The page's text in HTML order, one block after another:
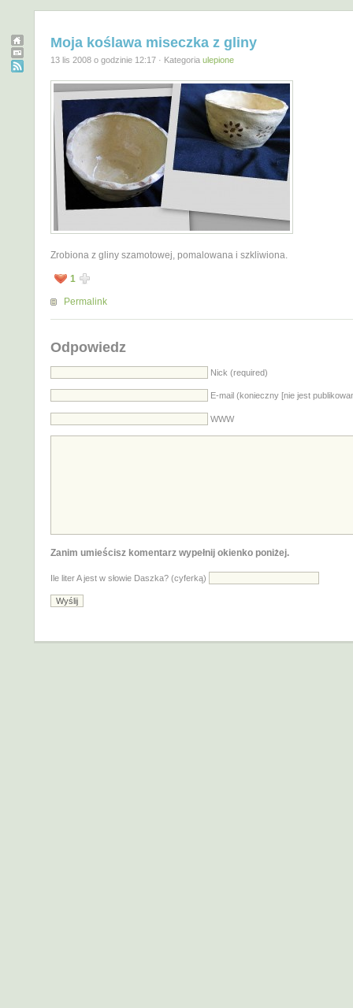
Moja koślawa miseczka z gliny
13 lis 2008 o godzinie 12:17 · Kategoria ulepione
Zrobiona z gliny szamotowej, pomalowana i szkliwiona.
1
Permalink
Odpowiedz
Nick (required)
E-mail (konieczny [nie jest
WWW
Zanim umieścisz komentarz wypełnij okienko poniżej.
Ile liter A jest w słowie Daszka? (cyferką)